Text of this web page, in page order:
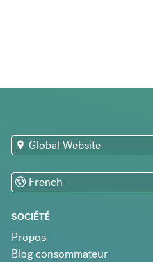
SOCIÉTÉ
Propos
Blog consommateur